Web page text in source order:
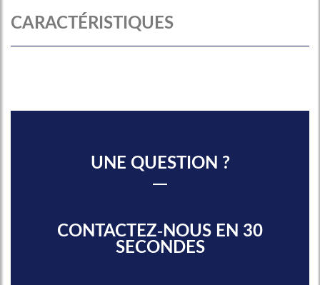
CARACTÉRISTIQUES
UNE QUESTION ?
CONTACTEZ-NOUS EN 30
SECONDES